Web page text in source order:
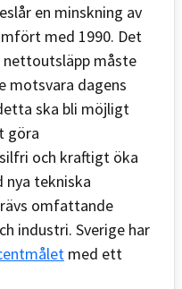
en minskning av
med 1990. Det
nettoutsläpp måste
motsvara dagens
ska bli möjligt
göra
och kraftigt öka
nya tekniska
omfattande
industri. Sverige har
med ett